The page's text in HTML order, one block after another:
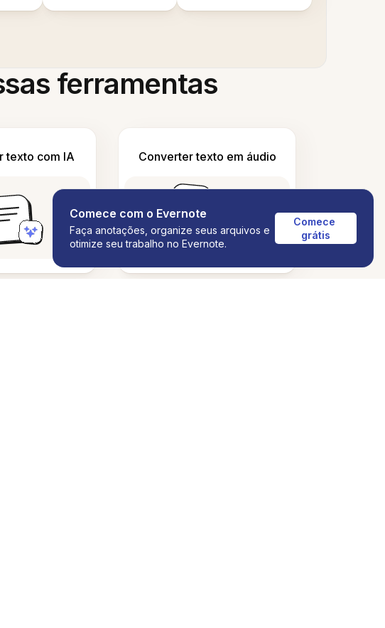
ferramentas
texto com IA Converter texto em áudio
Comece com o Evernote
Faça anotações, organize seus arquivos e
otimize seu trabalho no Evernote.
Comece
grátis